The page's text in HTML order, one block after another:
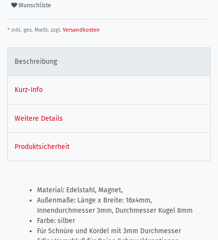
Wunschliste
* inkl. ges. MwSt. zzgl. Versandkosten
Beschreibung
Kurz-Info
Weitere Details
Produktsicherheit
Material: Edelstahl, Magnet,
Außenmaße: Länge x Breite: 16x4mm,
Innendurchmesser 3mm, Durchmesser Kugel 8mm
Farbe: silber
Für Schnüre und Kordel mit 3mm Durchmesser